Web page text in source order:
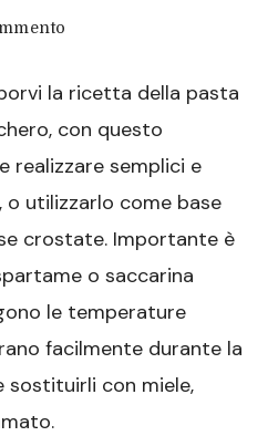
senza
(ricetta
base)
la ricetta della pasta
con questo
realizzare semplici e
utilizzarlo come base
crostate. Importante è
o saccarina
le temperature
facilmente durante la
con miele,